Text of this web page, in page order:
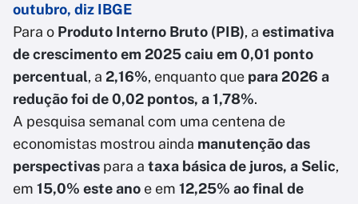
outubro, diz IBGE
Para o Produto Interno Bruto (PIB), a estimativa
de crescimento em 2025 caiu em 0,01 ponto
percentual, a 2,16%, enquanto que para 2026 a
redução foi de 0,02 pontos, a 1,78%.
A pesquisa semanal com uma centena de
economistas mostrou ainda manutenção das
perspectivas para a taxa básica de juros, a Selic,
em 15,0% este ano e em 12,25% ao final de